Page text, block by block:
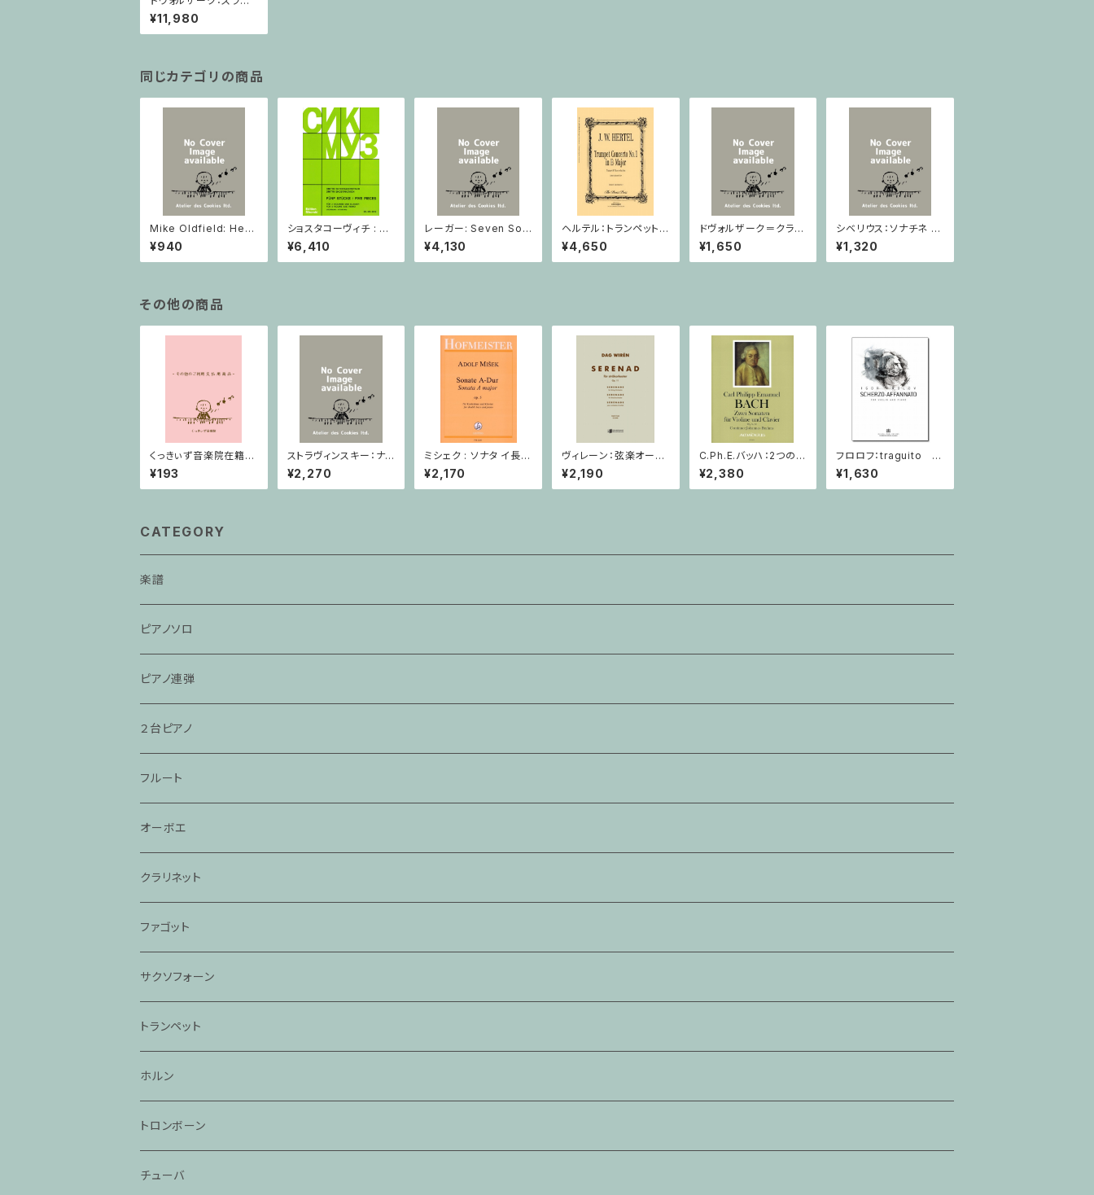
舞曲 op.46 No.5-8 /
フルスコア
¥11,980
同じカテゴリの商品
Mike Oldfield: Herg
est Ridge / ピアノ
¥940
ショスタコーヴィチ : 2
つのヴァイオリンとピア
ノのための 5つの小品 /
ヴァイオリン2とピアノ
¥6,410
レーガー: Seven Son
atas op. 91 Heft 2 /
ヴァイオリン
¥4,130
ヘルテル：トランペット協
奏曲第1番 変ホ長調/
トランペット・ピアノ
¥4,650
ドヴォルザーク＝クライ
スラー：スラヴ幻想曲 ロ
短調 from Op.55-4,
Op.75 / ヴァイオリン
¥1,650
シベリウス：ソナチネ ホ
長調 Op.80 / ヴァイオ
リンとピアノ
¥1,320
その他の商品
くっきぃず音楽院在籍
者 その他のご利用支
払用商品 ５せんノート
¥193
ストラヴィンスキー：ナイ
チンゲールの歌・中国の
行進曲 / ヴァイオリン・
ピアノ
¥2,270
ミシェク : ソナタ イ長調
Op. 5 / コントラバスと
ピアノ
¥2,170
ヴィレーン：弦楽オーケ
ストラのための セレナ
ード Op.11 / ミニチュア
スコア
¥2,190
C.Ph.E.バッハ：2つのソ
ナタ Wq 76, 78 / ヴァ
イオリン・ピアノ
¥2,380
フロロフ：traguito ア
ルメイダの主題による
即興曲 / ヴァイオリン・
ピアノ
¥1,630
CATEGORY
楽譜
ピアノソロ
ピアノ連弾
２台ピアノ
フルート
オーボエ
クラリネット
ファゴット
サクソフォーン
トランペット
ホルン
トロンボーン
チューバ